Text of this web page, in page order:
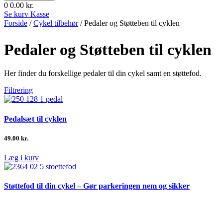
0 0.00 kr.
Se kurv Kasse
Forside /Cykel tilbehør/ Pedaler og Støtteben til cyklen
Pedaler og Støtteben til cyklen
Her finder du forskellige pedaler til din cykel samt en støttefod.
Filtrering
Pedalsæt til cyklen
49.00 kr.
Læg i kurv
Støttefod til din cykel – Gør parkeringen nem og sikker